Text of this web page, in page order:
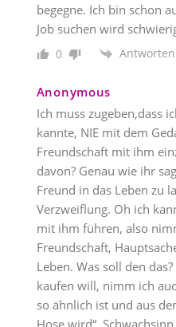
begegne. Ich bin schon
Job suchen wird
0 Antworten
Anonymous
Ich muss zugeben,dass
kannte, NIE mit dem
Freundschaft mit ihm
davon? Genau wie ihr
Freund in das Leben zu
Verzweiflung. Oh ich
mit ihm führen, also
Freundschaft,
Leben. Was soll den
kaufen will, nimm ich
so ähnlich ist und aus